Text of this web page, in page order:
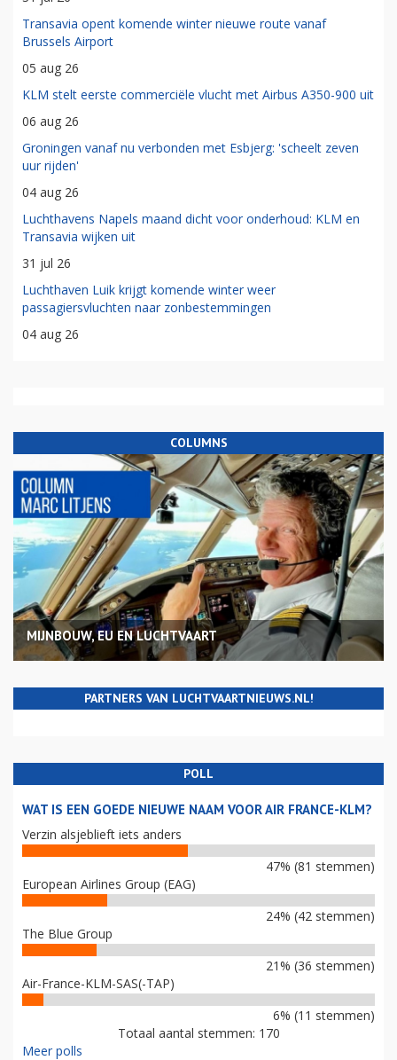
Transavia opent komende winter nieuwe route vanaf
Brussels Airport
05 aug 26
KLM stelt eerste commerciële vlucht met Airbus A350-900 uit
06 aug 26
Groningen vanaf nu verbonden met Esbjerg: 'scheelt zeven
uur rijden'
04 aug 26
Luchthavens Napels maand dicht voor onderhoud: KLM en
Transavia wijken uit
31 jul 26
Luchthaven Luik krijgt komende winter weer
passagiersvluchten naar zonbestemmingen
04 aug 26
COLUMNS
MIJNBOUW, EU EN LUCHTVAART
PARTNERS VAN LUCHTVAARTNIEUWS.NL!
POLL
WAT IS EEN GOEDE NIEUWE NAAM VOOR AIR FRANCE-KLM?
Verzin alsjeblieft iets anders
47% (81 stemmen)
European Airlines Group (EAG)
24% (42 stemmen)
The Blue Group
21% (36 stemmen)
Air-France-KLM-SAS(-TAP)
6% (11 stemmen)
Totaal aantal stemmen: 170
Meer polls